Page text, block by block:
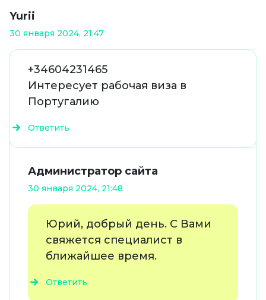
Yurii
30 января 2024, 21:47
+34604231465
Интересует рабочая виза в
Португалию
Ответить
Администратор сайта
30 января 2024, 21:48
Юрий, добрый день. С Вами
свяжется специалист в
ближайшее время.
Ответить